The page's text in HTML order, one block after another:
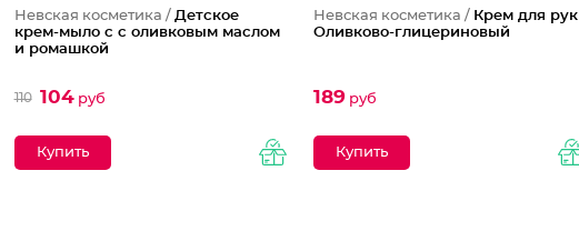
Невская косметика / Детское
крем-мыло с с оливковым маслом
и ромашкой
110 104руб
Невская косметика / Крем для рук
Оливково-глицериновый
189руб